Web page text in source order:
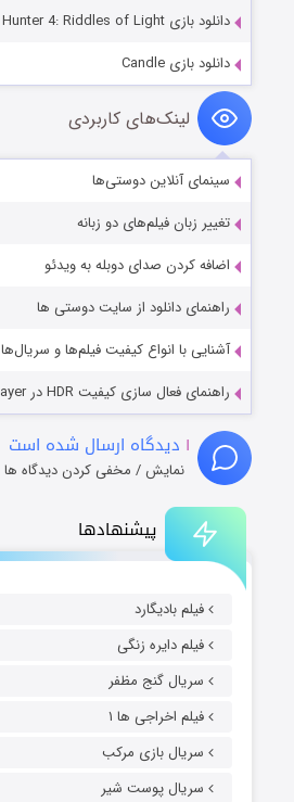
پیشنهادها
فیلم بادیگارد
فیلم دایره زنگی
سریال گنج مظفر
فیلم اخراجی ها ۱
سریال بازی مرکب
سریال پوست شیر
دانلود بازی Demon Hunter 4: Riddles of Light
دانلود بازی Candle
لینک‌های کاربردی
سینمای آنلاین دوستی‌ها
تغییر زبان فیلم‌های دو زبانه
اضافه کردن صدای دوبله به ویدئو
راهنمای دانلود از سایت دوستی ها
آشنایی با انواع کیفیت فیلم‌ها و سریال‌ها
راهنمای فعال سازی کیفیت HDR در PotPlayer
۱ دیدگاه ارسال شده است
نمایش / مخفی کردن دیدگاه ها